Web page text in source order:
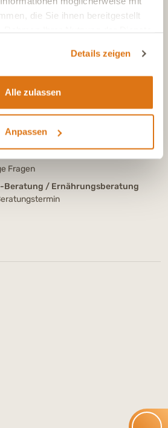
die Sie ihnen bereitgestellt
Details zeigen
Alle zulassen
Anpassen
Mo-Fr, 7-17 Uhr
7-17 Uhr
Fragen
Beratung / Ernährungsberatung